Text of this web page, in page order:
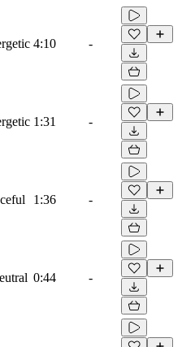
4:10 -
1:31 -
1:36 -
0:44 -